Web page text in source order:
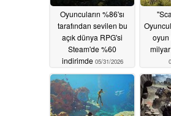
Oyuncuların %86'sı
tarafından sevilen bu
açık dünya RPG'si
Steam'de %60
indirimde 05/31/2026
oyun